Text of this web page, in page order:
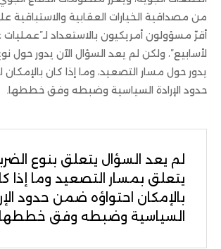
من مصداقية الخيارات العقابية والاستباقية
أقرّ مسؤولون أمريكيون بالاستعداد
لأسابيع”، ولكن لم يعد السؤال الآن يدور حول
يدور حول مسار التصعيد، وما إذا كان
حدود الإرادة السياسية وضبطه وفق خططها.
لم يعد السؤال يتعلق بنوع
يتعلق بمسار التصعيد وما إذا
بالإمكان احتواؤه ضمن حدود
السياسية وضبطه وفق خططها